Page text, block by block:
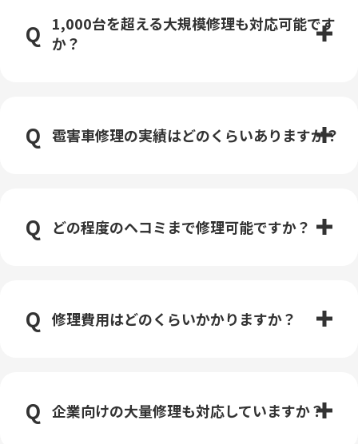
1,000台を超える大規模修理も対応可能です
か？
雹害車修理の実績はどのくらいありますか？
どの程度のヘコミまで修理可能ですか？
修理費用はどのくらいかかりますか？
企業向けの大量修理も対応していますか？